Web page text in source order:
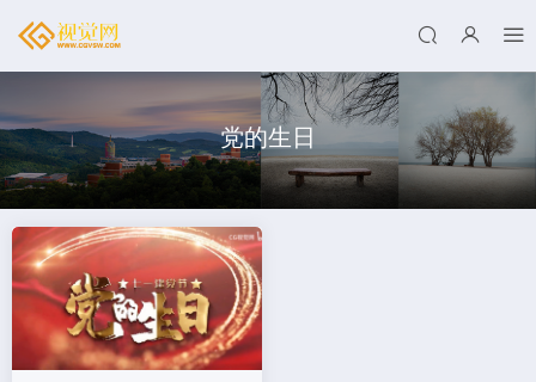
党的生日